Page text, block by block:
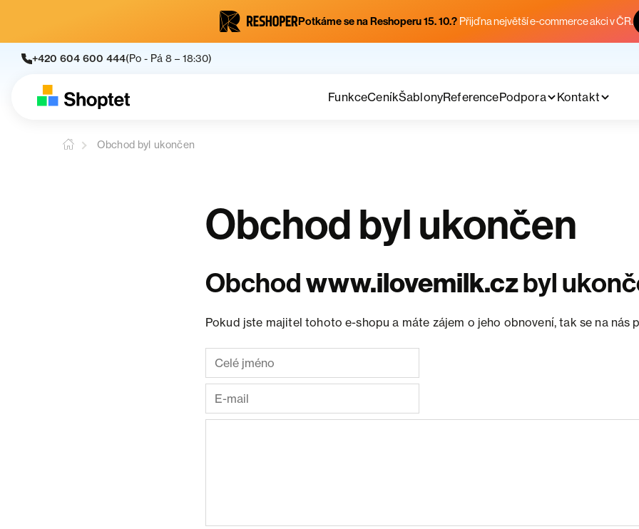
Potkáme se na Reshoperu 15. 10.? Přijď na největší e-commerce akci v ČR.
+420 604 600 444(Po - Pá 8 – 18:30)
FunkceCeníkŠablonyReferencePodpora Kontakt
Obchod byl ukončen
Obchod byl ukončen
Obchodwww.ilovemilk.czbyl
Pokud jste majitel tohoto e-shopu a máte zájem o jeho obnovení, tak se na nás